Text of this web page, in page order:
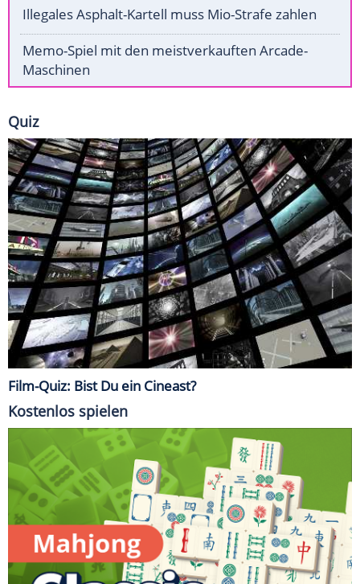
Illegales Asphalt-Kartell muss Mio-Strafe zahlen
Memo-Spiel mit den meistverkauften Arcade-
Maschinen
Quiz
Film-Quiz: Bist Du ein Cineast?
Kostenlos spielen